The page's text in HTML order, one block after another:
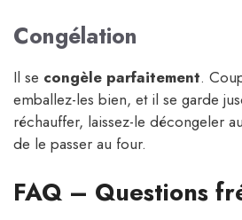
Congélation
Il se congèle parfaitement.
emballez-les bien, et il se garde
réchauffer, laissez-le décongeler
de le passer au four.
FAQ – Questions